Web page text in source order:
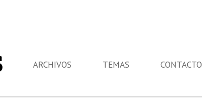
ARCHIVOS TEMAS CONTACTO